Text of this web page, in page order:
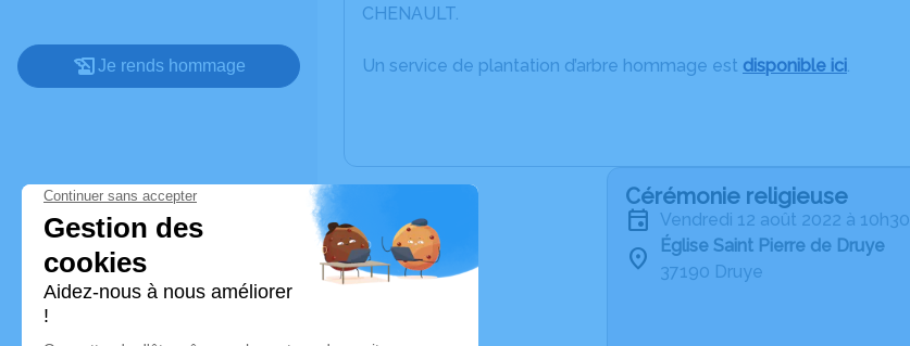
Je rends hommage
CHENAULT.
Un service de plantation d’arbre hommage est disponible ici.
Cérémonie religieuse
vendredi 12 août 2022 à 10h30
Église Saint Pierre de Druye
37190 Druye